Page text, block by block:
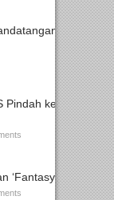
Pindah ke
‘Fantasy